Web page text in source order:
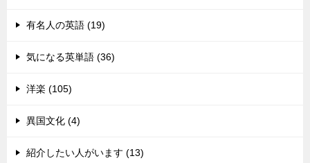
有名人の英語 (19)
気になる英単語 (36)
洋楽 (105)
異国文化 (4)
紹介したい人がいます (13)